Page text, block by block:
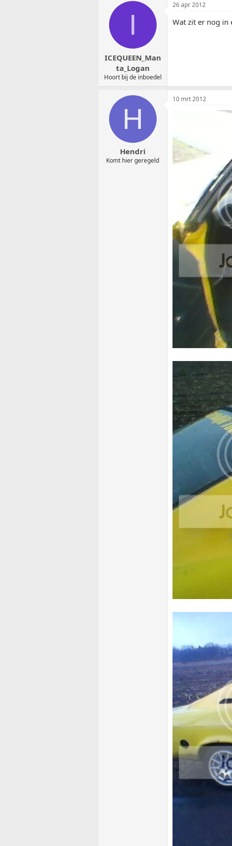
I
ICEQUEEN_Man
ta_Logan
Hoort bij de inboedel
26 apr 2012
Wat zit er nog in
H
Hendri
Komt hier geregeld
10 mrt 2012